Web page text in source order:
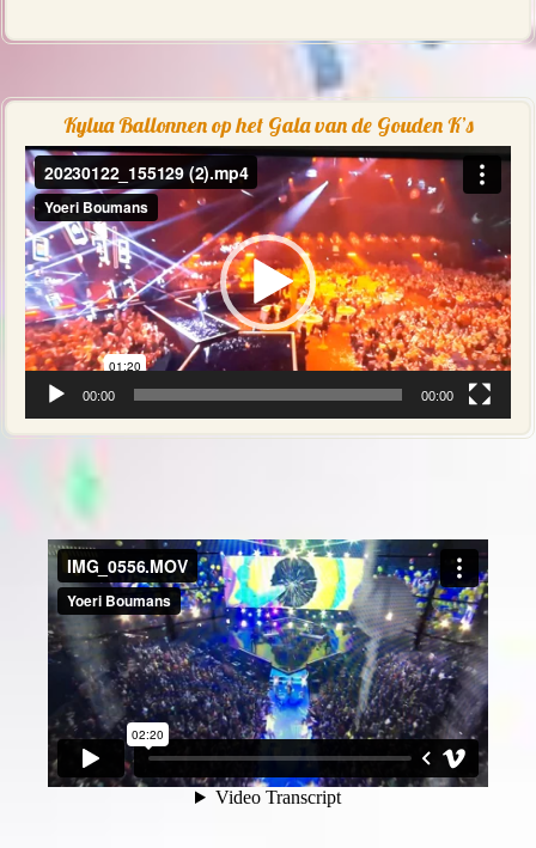
Kylua Ballonnen op het Gala van de Gouden K’s
Videospeler
00:00 00:00